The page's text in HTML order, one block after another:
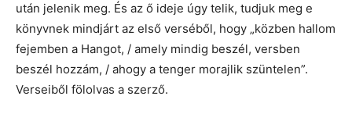
után jelenik meg. És az ő ideje úgy telik, tudjuk meg e
könyvnek mindjárt az első verséből, hogy „közben hallom
fejemben a Hangot, / amely mindig beszél, versben
beszél hozzám, / ahogy a tenger morajlik szüntelen”.
Verseiből fölolvas a szerző.